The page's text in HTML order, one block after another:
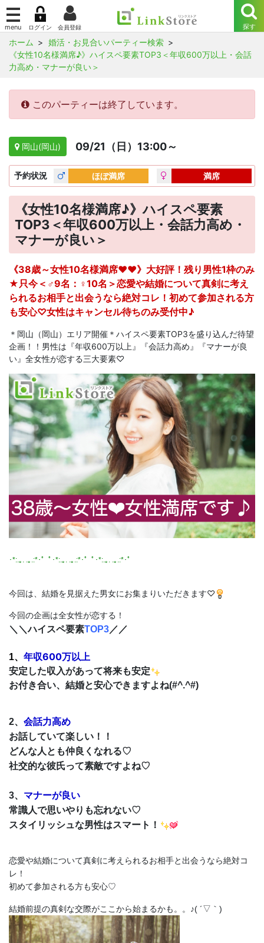
ホーム
婚活・お見合いパーティー検索
《女性10名様満席♪》ハイスペ要素TOP3＜年収600万以上・会話
力高め・マナーが良い＞
このパーティーは終了しています。
岡山(岡山) 09/21（日）13:00～
予約状況 ほぼ満席 満席
《女性10名様満席♪》ハイスペ要素
TOP3＜年収600万以上・会話力高め・
マナーが良い＞
《38歳～女性10名様満席♥♥》大好評！残り男性1枠のみ
★只今＜♂9名：♀10名＞恋愛や結婚について真剣に考え
られるお相手と出会うなら絶対コレ！初めて参加される方
も安心♡女性はキャンセル待ちのみ受付中♪
＊岡山（岡山）エリア開催＊ハイスペ要素TOP3を盛り込んだ待望
企画！！男性は『年収600万以上』『会話力高め』『マナーが良
い』全女性が恋する三大要素♡
･*:.｡. .｡.:*･゜ﾟ･*:.｡. .｡.:*･゜ﾟ･*:.｡. .｡.:*･゜
今回は、結婚を見据えた男女にお集まりいただきます♡
今回の企画は全女性が恋する！
＼＼ハイスペ要素TOP3／／
1、 年収600万以上
安定した収入があって将来も安定
お付き合い、結婚と安心できますよね(#^.^#)
2、 会話力高め
お話していて楽しい！！
どんな人とも仲良くなれる♡
社交的な彼氏って素敵ですよね♡
3、 マナーが良い
常識人で思いやりも忘れない♡
スタイリッシュな男性はスマート！
恋愛や結婚について真剣に考えられるお相手と出会うなら絶対コ
レ！
初めて参加される方も安心♡
結婚前提の真剣な交際がここから始まるかも。。♪( ´▽｀)